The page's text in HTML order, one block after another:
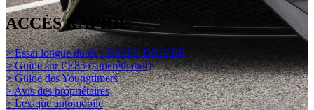
ACCÈS RAPIDE
> Essai longue durée : DAILY DRIVER
> Guide sur l’E85 (superéthanol)
> Guide des Youngtimers
> Avis des propriétaires
> Lexique automobile